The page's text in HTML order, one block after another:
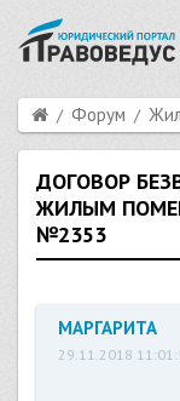
Форум
ДОГОВОР
ЖИЛЫМ
№2353
МАРГАРИТА
29.11.2018